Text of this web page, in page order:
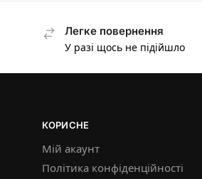
Легке повернення
У разі щось не підійшло
КОРИСНЕ
Мій акаунт
Політика конфіденційності